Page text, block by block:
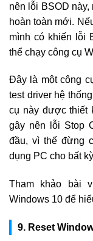
nên lỗi BSOD
hoàn toàn mới.
mình có khiến lỗi
thể chạy công cụ
Đây là một công
test driver hệ
cụ này được thiết
gây nên lỗi Stop
đầu, vì thế đừng
dụng PC cho bất
Tham khảo bài
Windows 10 để
9. Reset